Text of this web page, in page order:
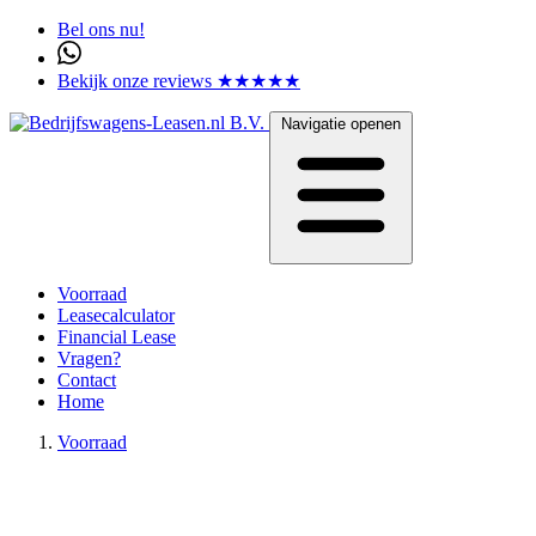
Bel ons nu!
Bekijk onze reviews ★★★★★
Navigatie openen
Voorraad
Leasecalculator
Financial Lease
Vragen?
Contact
Home
Voorraad